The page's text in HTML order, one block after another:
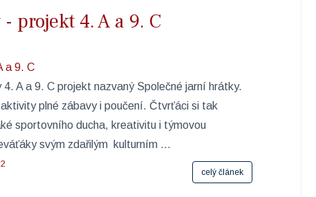
projekt 4. A a 9. C
A a 9. C projekt nazvaný Společné jarní hrátky.
plné zábavy i poučení. Čtvrťáci si tak
sportovního ducha, kreativitu i týmovou
svým zdařilým kulturním ...
celý článek